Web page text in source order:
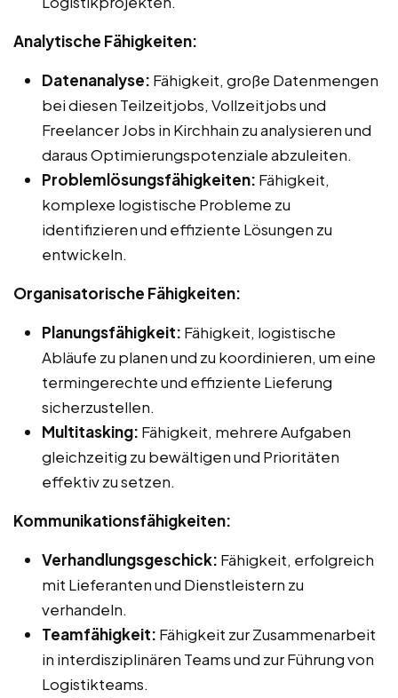
Analytische Fähigkeiten:
Datenanalyse: Fähigkeit, große Datenmengen
bei diesen Teilzeitjobs, Vollzeitjobs und
Freelancer Jobs in Kirchhain zu analysieren und
daraus Optimierungspotenziale abzuleiten.
Problemlösungsfähigkeiten: Fähigkeit,
komplexe logistische Probleme zu
identifizieren und effiziente Lösungen zu
entwickeln.
Organisatorische Fähigkeiten:
Planungsfähigkeit: Fähigkeit, logistische
Abläufe zu planen und zu koordinieren, um eine
termingerechte und effiziente Lieferung
sicherzustellen.
Multitasking: Fähigkeit, mehrere Aufgaben
gleichzeitig zu bewältigen und Prioritäten
effektiv zu setzen.
Kommunikationsfähigkeiten:
Verhandlungsgeschick: Fähigkeit, erfolgreich
mit Lieferanten und Dienstleistern zu
verhandeln.
Teamfähigkeit: Fähigkeit zur Zusammenarbeit
in interdisziplinären Teams und zur Führung von
Logistikteams.